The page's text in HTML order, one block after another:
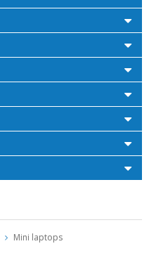
Mini laptops